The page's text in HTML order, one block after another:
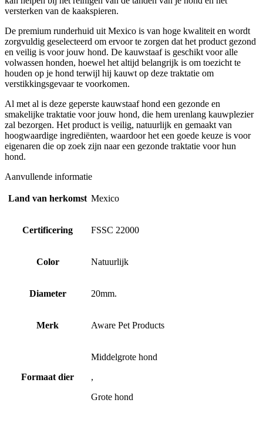
versterken van de kaakspieren.
De premium runderhuid uit Mexico is van hoge kwaliteit en wordt
zorgvuldig geselecteerd om ervoor te zorgen dat het product gezond
en veilig is voor jouw hond. De kauwstaaf is geschikt voor alle
volwassen honden, hoewel het altijd belangrijk is om toezicht te
houden op je hond terwijl hij kauwt op deze traktatie om
verstikkingsgevaar te voorkomen.
Al met al is deze geperste kauwstaaf hond een gezonde en
smakelijke traktatie voor jouw hond, die hem urenlang kauwplezier
zal bezorgen. Het product is veilig, natuurlijk en gemaakt van
hoogwaardige ingrediënten, waardoor het een goede keuze is voor
eigenaren die op zoek zijn naar een gezonde traktatie voor hun
hond.
Aanvullende informatie
Land van herkomst Mexico
Certificering FSSC 22000
Color Natuurlijk
Diameter 20mm.
Merk Aware Pet Products
Formaat dier
Middelgrote hond
,
Grote hond